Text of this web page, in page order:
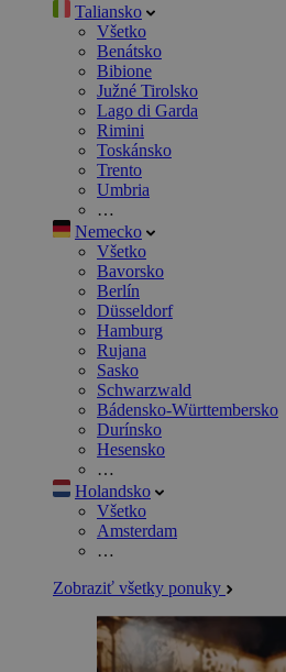
Taliansko
Všetko
Benátsko
Bibione
Južné Tirolsko
Lago di Garda
Rimini
Toskánsko
Trento
Umbria
…
Nemecko
Všetko
Bavorsko
Berlín
Düsseldorf
Hamburg
Rujana
Sasko
Schwarzwald
Bádensko-Württembersko
Durínsko
Hesensko
…
Holandsko
Všetko
Amsterdam
…
Zobraziť všetky ponuky